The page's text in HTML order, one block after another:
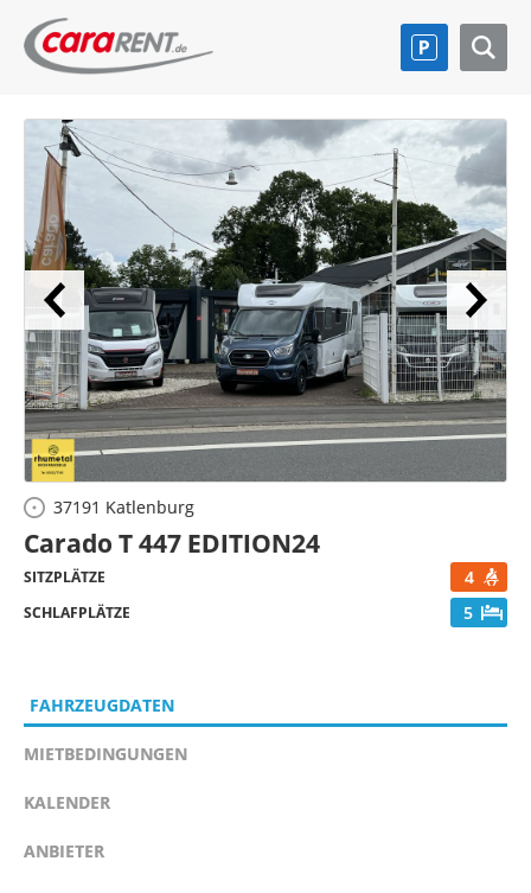
37191 Katlenburg
Carado T 447 EDITION24
SITZPLÄTZE 4
SCHLAFPLÄTZE 5
FAHRZEUGDATEN
MIETBEDINGUNGEN
KALENDER
ANBIETER